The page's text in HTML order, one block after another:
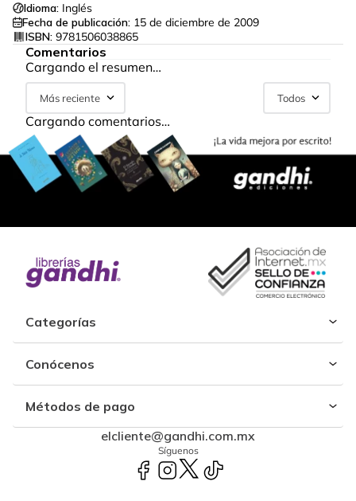
Idioma: Inglés
Fecha de publicación: 15 de diciembre de 2009
ISBN: 9781506038865
Comentarios
Cargando el resumen…
Más reciente Todos
Cargando comentarios…
Categorías
Conócenos
Métodos de pago
elcliente@gandhi.com.mx
Síguenos